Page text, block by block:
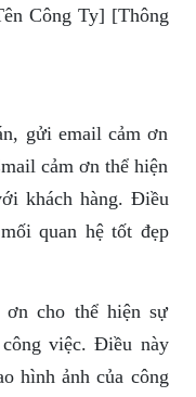
Công Ty] [Thông
gửi email cảm ơn
cảm ơn thể hiện
khách hàng. Điều
quan hệ tốt đẹp
cho thể hiện sự
việc. Điều này
hình ảnh của công